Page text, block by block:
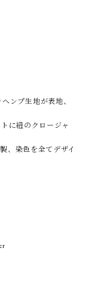
ンプ生地が表地、
に紐のクロージャ
、染色を全てデザイ